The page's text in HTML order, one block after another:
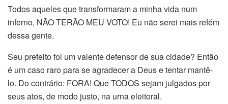
Todos aqueles que transformaram a minha vida num
inferno, NÃO TERÃO MEU VOTO! Eu não serei mais refém
dessa gente.
Seu prefeito foi um valente defensor de sua cidade? Então
é um caso raro para se agradecer a Deus e tentar mantê-
lo. Do contrário: FORA! Que TODOS sejam julgados por
seus atos, de modo justo, na urna eleitoral.